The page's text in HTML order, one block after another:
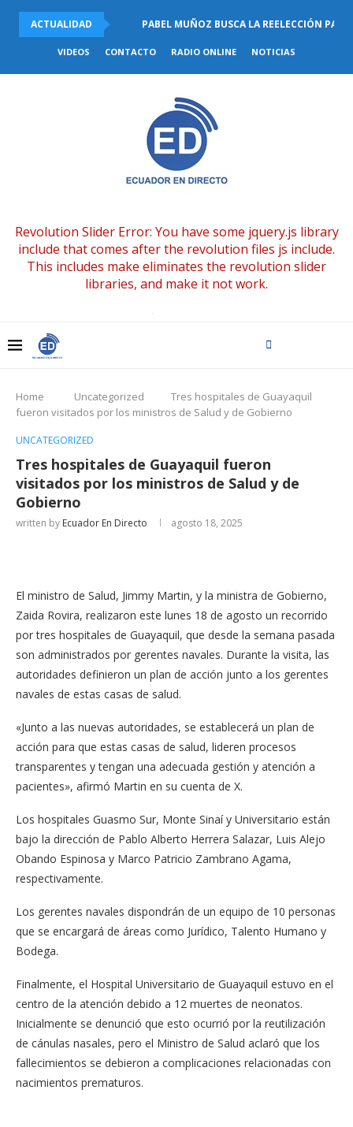
ACTUALIDAD PABEL MUÑOZ BUSCA LA REELECCIÓN
VIDEOS CONTACTO RADIO ONLINE NOTICIAS
Revolution Slider Error: You have some jquery.js library
include that comes after the revolution files js include.
This includes make eliminates the revolution slider
libraries, and make it not work.
To fix it you can:
1. In the Slider Settings -> Troubleshooting set option:
Put JS Includes To Body
option to true.
Home Uncategorized
Tres hospitales de Guayaquil
fueron visitados por los ministros de Salud y de Gobierno
UNCATEGORIZED
Tres hospitales de Guayaquil fueron
visitados por los ministros de Salud y de
Gobierno
written by Ecuador En Directo agosto 18, 2025
El ministro de Salud, Jimmy Martin, y la ministra de Gobierno,
Zaida Rovira, realizaron este lunes 18 de agosto un recorrido
por tres hospitales de Guayaquil, que desde la semana pasada
son administrados por gerentes navales. Durante la visita, las
autoridades definieron un plan de acción junto a los gerentes
navales de estas casas de salud.
«Junto a las nuevas autoridades, se establecerá un plan de
acción para que estas casas de salud, lideren procesos
transparentes y tengan una adecuada gestión y atención a
pacientes», afirmó Martin en su cuenta de X.
Los hospitales Guasmo Sur, Monte Sinaí y Universitario están
bajo la dirección de Pablo Alberto Herrera Salazar, Luis Alejo
Obando Espinosa y Marco Patricio Zambrano Agama,
respectivamente.
Los gerentes navales dispondrán de un equipo de 10 personas
que se encargará de áreas como Jurídico, Talento Humano y
Bodega.
Finalmente, el Hospital Universitario de Guayaquil estuvo en el
centro de la atención debido a 12 muertes de neonatos.
Inicialmente se denunció que esto ocurrió por la reutilización
de cánulas nasales, pero el Ministro de Salud aclaró que los
fallecimientos se debieron a complicaciones relacionadas con
nacimientos prematuros.